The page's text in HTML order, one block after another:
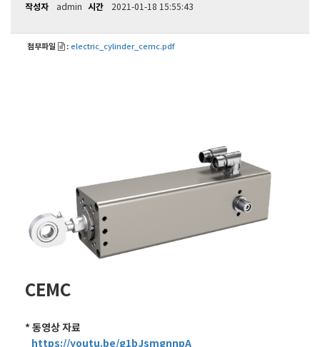
작성자 admin 시간 2021-01-18 15:55:43
첨부파일 : electric_cylinder_cemc.pdf
CEMC
* 동영상 자료
https://youtu.be/g1bJsmgnnpA